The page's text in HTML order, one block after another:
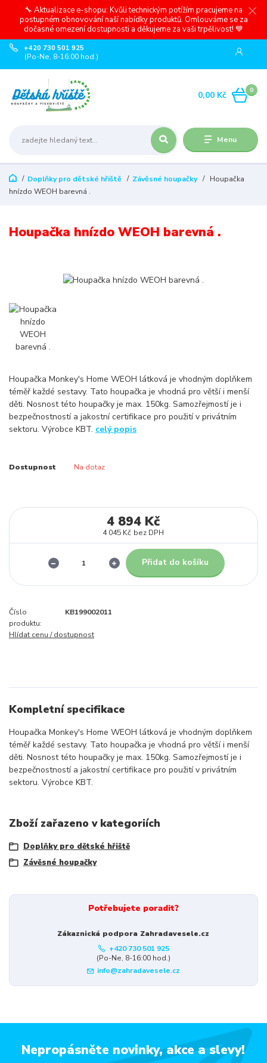
🔧 Aktualizace e-shopu: Kvůli technickým potížím pracujeme na
postupném obnovování naší nabídky produktů. Omlouváme se za
dočasné omezení dostupnosti a děkujeme za vaši trpělivost! 💙
Menu
+420 730 501 925
(Po-Ne, 8-16:00 hod.)
0
0,00 Kč
Doplňky pro dětské hřiště Závěsné houpačky
Houpačka
hnízdo WEOH barevná .
Houpačka hnízdo WEOH barevná .
Houpačka Monkey's Home WEOH látková je vhodným doplňkem
téměř každé sestavy. Tato houpačka je vhodná pro větší i menší
děti. Nosnost této houpačky je max. 150kg. Samozřejmostí je i
bezpečnostností a jakostní certifikace pro použití v privátním
sektoru. Výrobce KBT. celý popis
Dostupnost Na dotaz
4 894 Kč
4 045 Kč bez DPH
Přidat do košíku
Číslo
produktu:
KB199002011
Hlídat cenu / dostupnost
Kompletní specifikace
Houpačka Monkey's Home WEOH látková je vhodným doplňkem
téměř každé sestavy. Tato houpačka je vhodná pro větší i menší
děti. Nosnost této houpačky je max. 150kg. Samozřejmostí je i
bezpečnostností a jakostní certifikace pro použití v privátním
sektoru. Výrobce KBT.
Zboží zařazeno v kategoriích
Doplňky pro dětské hřiště
Závěsné houpačky
Potřebujete poradit?
Zákaznická podpora Zahradavesele.cz
+420 730 501 925
(Po-Ne, 8-16:00 hod.)
info@zahradavesele.cz
Nepropásněte novinky, akce a slevy!